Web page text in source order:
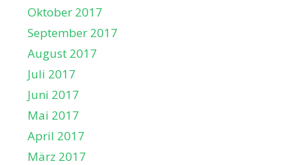
Oktober 2017
September 2017
August 2017
Juli 2017
Juni 2017
Mai 2017
April 2017
März 2017